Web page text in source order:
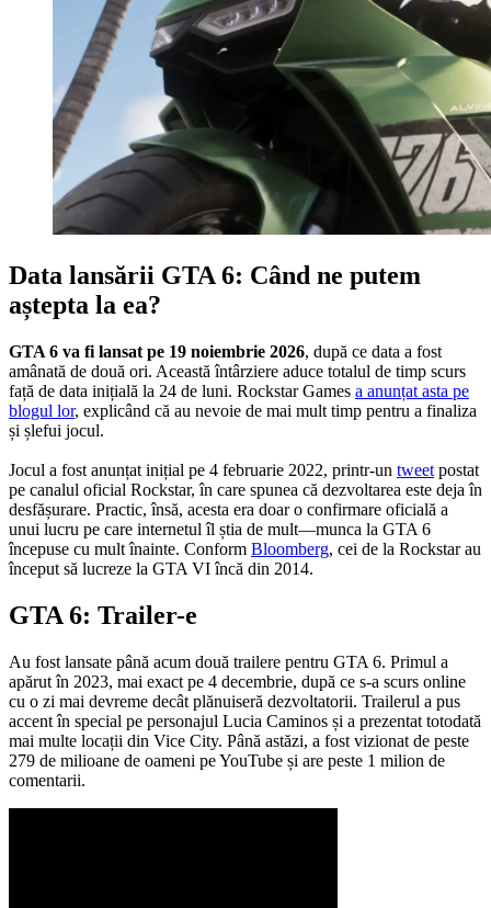
Data lansării GTA 6: Când ne putem
aștepta la ea?
GTA 6 va fi lansat pe 19 noiembrie 2026, după ce data a fost
amânată de două ori. Această întârziere aduce totalul de timp scurs
față de data inițială la 24 de luni. Rockstar Games a anunțat asta pe
blogul lor, explicând că au nevoie de mai mult timp pentru a finaliza
și șlefui jocul.
Jocul a fost anunțat inițial pe 4 februarie 2022, printr-un tweet postat
pe canalul oficial Rockstar, în care spunea că dezvoltarea este deja în
desfășurare. Practic, însă, acesta era doar o confirmare oficială a
unui lucru pe care internetul îl știa de mult—munca la GTA 6
începuse cu mult înainte. Conform Bloomberg, cei de la Rockstar au
început să lucreze la GTA VI încă din 2014.
GTA 6: Trailer-e
Au fost lansate până acum două trailere pentru GTA 6. Primul a
apărut în 2023, mai exact pe 4 decembrie, după ce s-a scurs online
cu o zi mai devreme decât plănuiseră dezvoltatorii. Trailerul a pus
accent în special pe personajul Lucia Caminos și a prezentat totodată
mai multe locații din Vice City. Până astăzi, a fost vizionat de peste
279 de milioane de oameni pe YouTube și are peste 1 milion de
comentarii.